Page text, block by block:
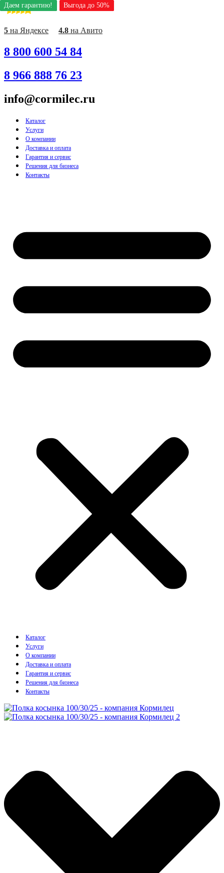
Перейти
к
содержимому
5 на Яндексе 4.8 на Авито
8 800 600 54 84
8 966 888 76 23
info@cormilec.ru
Каталог
Услуги
О компании
Доставка и оплата
Гарантия и сервис
Решения для бизнеса
Контакты
Каталог
Услуги
О компании
Доставка и оплата
Гарантия и сервис
Решения для бизнеса
Контакты
Даем гарантию! Выгода до 50%
Даем гарантию! Выгода до 50%
Даем гарантию! Выгода до 50%
Даем гарантию! Выгода до 50%
Даем гарантию! Выгода до 50%
Даем гарантию! Выгода до 50%
Даем гарантию! Выгода до 50%
Даем гарантию! Выгода до 50%
Даем гарантию! Выгода до 50%